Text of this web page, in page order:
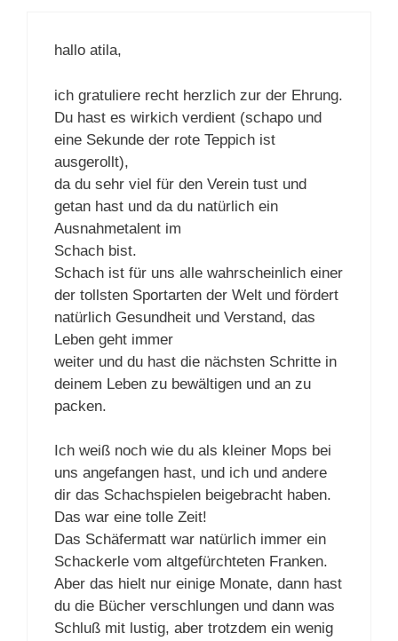
hallo atila,
ich gratuliere recht herzlich zur der Ehrung.
Du hast es wirkich verdient (schapo und
eine Sekunde der rote Teppich ist
ausgerollt),
da du sehr viel für den Verein tust und
getan hast und da du natürlich ein
Ausnahmetalent im
Schach bist.
Schach ist für uns alle wahrscheinlich einer
der tollsten Sportarten der Welt und fördert
natürlich Gesundheit und Verstand, das
Leben geht immer
weiter und du hast die nächsten Schritte in
deinem Leben zu bewältigen und an zu
packen.
Ich weiß noch wie du als kleiner Mops bei
uns angefangen hast, und ich und andere
dir das Schachspielen beigebracht haben.
Das war eine tolle Zeit!
Das Schäfermatt war natürlich immer ein
Schackerle vom altgefürchteten Franken.
Aber das hielt nur einige Monate, dann hast
du die Bücher verschlungen und dann was
Schluß mit lustig, aber trotzdem ein wenig